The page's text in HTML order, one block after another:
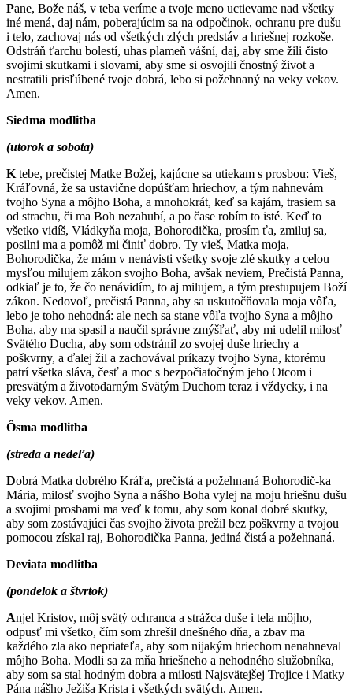
Pane, Bože náš, v teba veríme a tvoje meno uctievame nad všetky
iné mená, daj nám, poberajúcim sa na odpočinok, ochranu pre dušu
i telo, zachovaj nás od všetkých zlých predstáv a hriešnej rozkoše.
Odstráň ťarchu bolestí, uhas plameň vášní, daj, aby sme žili čisto
svojimi skutkami i slovami, aby sme si osvojili čnostný život a
nestratili prisľúbené tvoje dobrá, lebo si požehnaný na veky vekov.
Amen.
Siedma modlitba
(utorok a sobota)
K tebe, prečistej Matke Božej, kajúcne sa utiekam s prosbou: Vieš,
Kráľovná, že sa ustavične dopúšťam hriechov, a tým nahnevám
tvojho Syna a môjho Boha, a mnohokrát, keď sa kajám, trasiem sa
od strachu, či ma Boh nezahubí, a po čase robím to isté. Keď to
všetko vidíš, Vládkyňa moja, Bohorodička, prosím ťa, zmiluj sa,
posilni ma a pomôž mi činiť dobro. Ty vieš, Matka moja,
Bohorodička, že mám v nenávisti všetky svoje zlé skutky a celou
mysľou milujem zákon svojho Boha, avšak neviem, Prečistá Panna,
odkiaľ je to, že čo nenávidím, to aj milujem, a tým prestupujem Boží
zákon. Nedovoľ, prečistá Panna, aby sa uskutočňovala moja vôľa,
lebo je toho nehodná: ale nech sa stane vôľa tvojho Syna a môjho
Boha, aby ma spasil a naučil správne zmýšľať, aby mi udelil milosť
Svätého Ducha, aby som odstránil zo svojej duše hriechy a
poškvrny, a ďalej žil a zachovával príkazy tvojho Syna, ktorému
patrí všetka sláva, česť a moc s bezpočiatočným jeho Otcom i
presvätým a životodarným Svätým Duchom teraz i vždycky, i na
veky vekov. Amen.
Ôsma modlitba
(streda a nedeľa)
Dobrá Matka dobrého Kráľa, prečistá a požehnaná Bohorodič-ka
Mária, milosť svojho Syna a nášho Boha vylej na moju hriešnu dušu
a svojimi prosbami ma veď k tomu, aby som konal dobré skutky,
aby som zostávajúci čas svojho života prežil bez poškvrny a tvojou
pomocou získal raj, Bohorodička Panna, jediná čistá a požehnaná.
Deviata modlitba
(pondelok a štvrtok)
Anjel Kristov, môj svätý ochranca a strážca duše i tela môjho,
odpusť mi všetko, čím som zhrešil dnešného dňa, a zbav ma
každého zla ako nepriateľa, aby som nijakým hriechom nenahneval
môjho Boha. Modli sa za mňa hriešneho a nehodného služobníka,
aby som sa stal hodným dobra a milosti Najsvätejšej Trojice i Matky
Pána nášho Ježiša Krista i všetkých svätých. Amen.